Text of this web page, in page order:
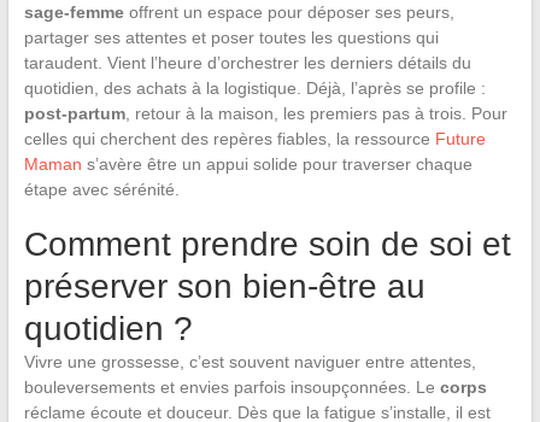
sage-femmeoffrent un espace pour déposer ses peurs,
partager ses attentes et poser toutes les questions qui
taraudent. Vient l’heure d’orchestrer les derniers détails du
quotidien, des achats à la logistique. Déjà, l’après se profile :
post-partum, retour à la maison, les premiers pas à trois. Pour
celles qui cherchent des repères fiables, la ressource Future
Maman s’avère être un appui solide pour traverser chaque
étape avec sérénité.
Comment prendre soin de soi et
préserver son bien-être au
quotidien ?
Vivre une grossesse, c’est souvent naviguer entre attentes,
bouleversements et envies parfois insoupçonnées. Le corps
réclame écoute et douceur. Dès que la fatigue s’installe, il est